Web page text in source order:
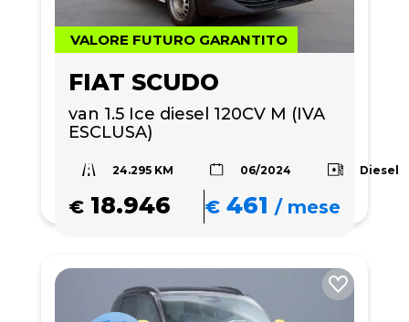
VALORE FUTURO GARANTITO
FIAT SCUDO
van 1.5 Ice diesel 120CV M (IVA
ESCLUSA)
24.295 KM 06/2024 Diesel
€ 18.946 € 461 /mese